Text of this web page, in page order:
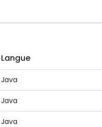
Langue
Java
Java
Java